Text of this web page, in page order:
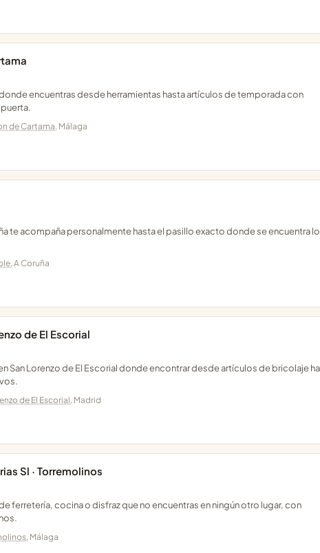
encuentras desde herramientas hasta artículos de temporada con
de Cartama, Málaga
te acompaña personalmente hasta el pasillo exacto donde se encuentra
, A Coruña
de El Escorial
San Lorenzo de El Escorial donde encontrar desde artículos de bricolaje
de El Escorial, Madrid
Sl · Torremolinos
ferretería, cocina o disfraz que no encuentras en ningún otro lugar, con
, Málaga